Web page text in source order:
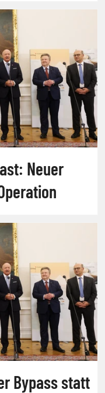
Neuer
Bypass statt